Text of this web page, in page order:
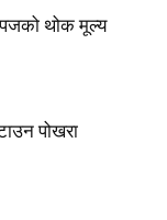
थोक मूल्य
पोखरा